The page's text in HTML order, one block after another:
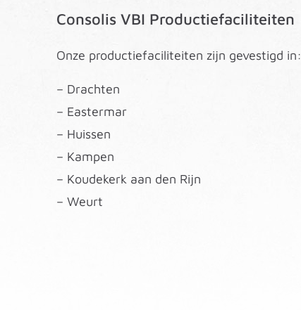
Consolis VBI Productiefaciliteiten
Onze productiefaciliteiten zijn gevestigd in:
– Drachten
– Eastermar
– Huissen
– Kampen
– Koudekerk aan den Rijn
– Weurt